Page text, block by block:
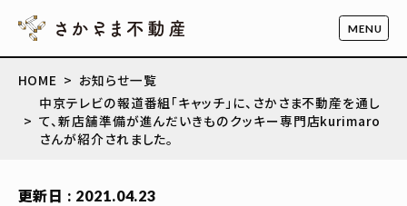
HOME
お知らせ一覧
中京テレビの報道番組「キャッチ」に、さかさま不動産を通し
て、新店舗準備が進んだいきものクッキー専門店kurimaro
さんが紹介されました。
更新日 : 2021.04.23